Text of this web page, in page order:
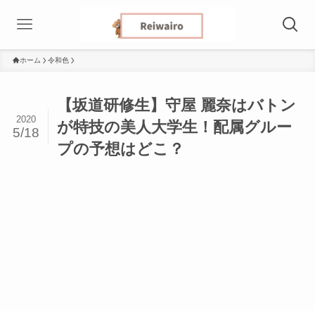
ホーム 令和色
【坂道研修生】守屋 麗奈はバトン
が特技の美人大学生！配属グルー
プの予想はどこ？
2020
5/18